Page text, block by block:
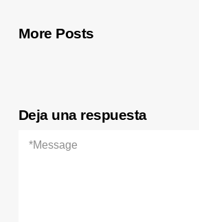
More Posts
Deja una respuesta